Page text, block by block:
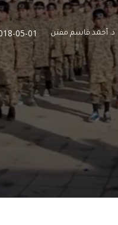
د. أحمد قاسم مفتن 05-01